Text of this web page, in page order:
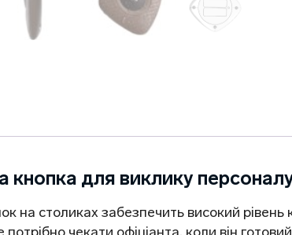
кнопка для виклику
на столиках забезпечить високий рівень